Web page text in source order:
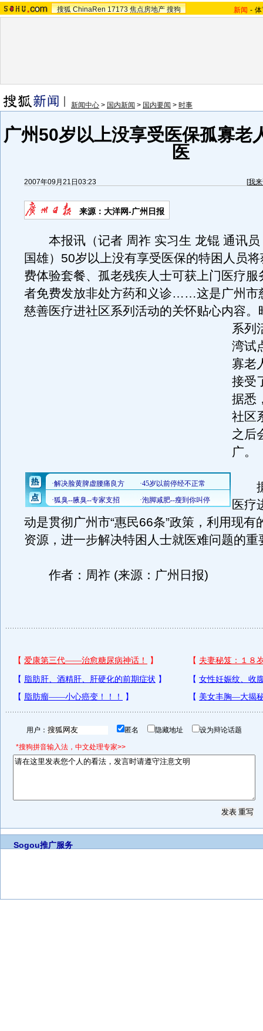
搜狐 ChinaRen 17173 焦点房地产 搜狗 新闻 -
新闻中心 > 国内新闻 > 国内要闻 > 时事
广州50岁以上没享受医保孤寡老
医
2007年09月21日03:23 [我
来源：大洋网-广州日报
本报讯（记者 周祚 实习生 龙锟 通讯员
国雄）50岁以上没有享受医保的特困人员
费体验套餐、孤老残疾人士可获上门医疗服
者免费发放非处方药和义诊……这是广州市
慈善医疗进社区系列活动的关怀贴心内容。
系列
湾试
寡老
接受
据悉
社区
之后
广。
据
医疗
动是贯彻广州市“惠民66条”政策，利用现有
资源，进一步解决特困人士就医难问题的重
作者：周祚 (来源：广州日报)
用户： 匿名 隐藏地址 设为辩论话题
*搜狗拼音输入法，中文处理专家>>
Sogou推广服务